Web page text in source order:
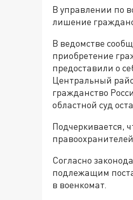
В управлении по
лишение
В ведомстве
приобретение
предоставили о
Центральный
гражданство
областной суд
Подчеркивается,
Согласно
подлежащим
в военкомат.